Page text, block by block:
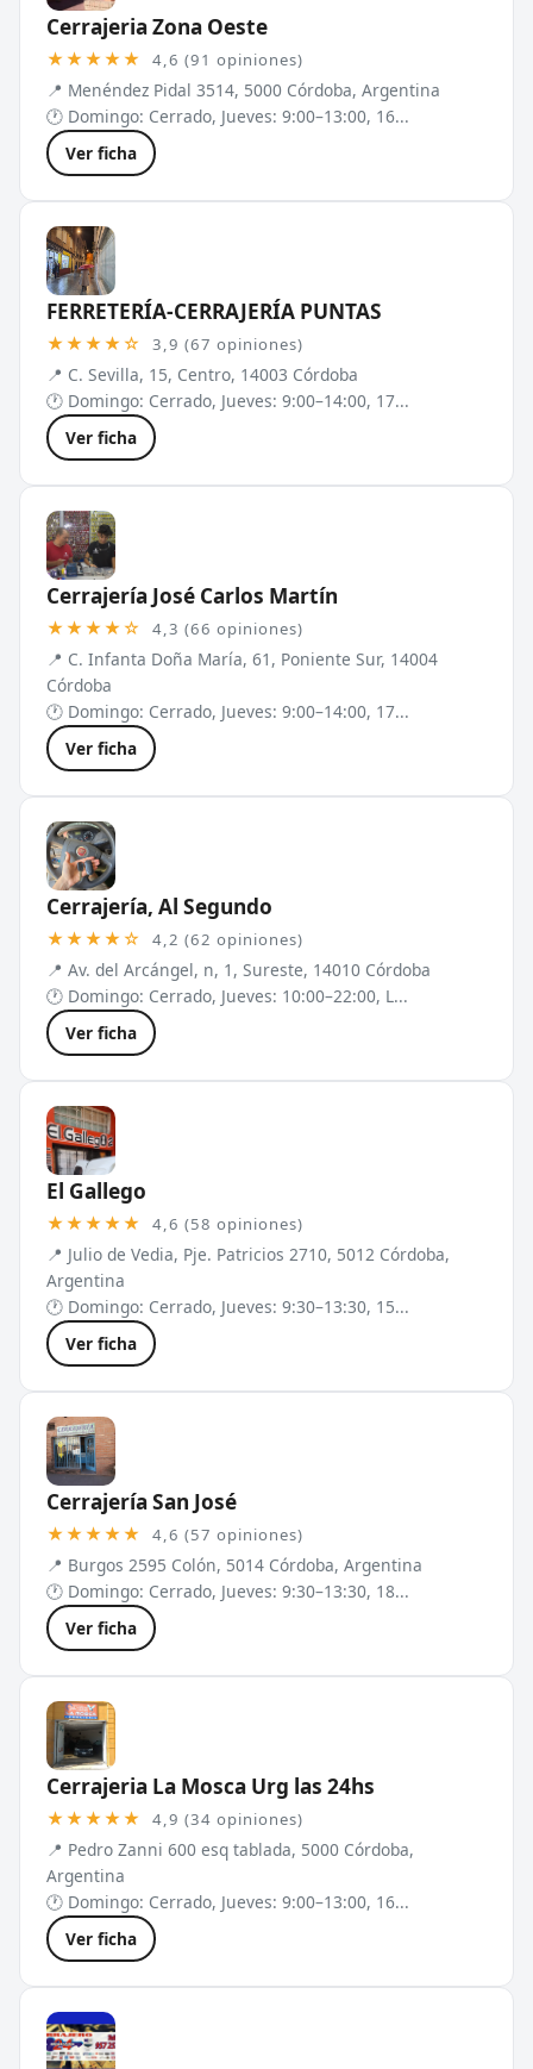
Cerrajeria Zona Oeste
★★★★★ 4,6 (91 opiniones)
📍 Menéndez Pidal 3514, 5000 Córdoba, Argentina
🕐 Domingo: Cerrado, Jueves: 9:00–13:00, 16...
Ver ficha
FERRETERÍA-CERRAJERÍA PUNTAS
★★★★☆ 3,9 (67 opiniones)
📍 C. Sevilla, 15, Centro, 14003 Córdoba
🕐 Domingo: Cerrado, Jueves: 9:00–14:00, 17...
Ver ficha
Cerrajería José Carlos Martín
★★★★☆ 4,3 (66 opiniones)
📍 C. Infanta Doña María, 61, Poniente Sur, 14004
Córdoba
🕐 Domingo: Cerrado, Jueves: 9:00–14:00, 17...
Ver ficha
Cerrajería, Al Segundo
★★★★☆ 4,2 (62 opiniones)
📍 Av. del Arcángel, n, 1, Sureste, 14010 Córdoba
🕐 Domingo: Cerrado, Jueves: 10:00–22:00, L...
Ver ficha
El Gallego
★★★★★ 4,6 (58 opiniones)
📍 Julio de Vedia, Pje. Patricios 2710, 5012 Córdoba,
Argentina
🕐 Domingo: Cerrado, Jueves: 9:30–13:30, 15...
Ver ficha
Cerrajería San José
★★★★★ 4,6 (57 opiniones)
📍 Burgos 2595 Colón, 5014 Córdoba, Argentina
🕐 Domingo: Cerrado, Jueves: 9:30–13:30, 18...
Ver ficha
Cerrajeria La Mosca Urg las 24hs
★★★★★ 4,9 (34 opiniones)
📍 Pedro Zanni 600 esq tablada, 5000 Córdoba,
Argentina
🕐 Domingo: Cerrado, Jueves: 9:00–13:00, 16...
Ver ficha